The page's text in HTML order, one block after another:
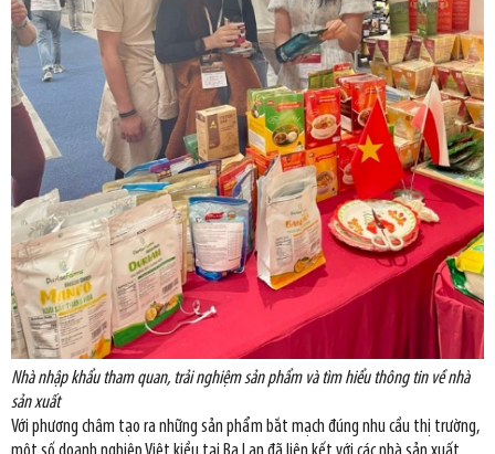
Nhà nhập khẩu tham quan, trải nghiệm sản phẩm và tìm hiểu thông tin về nhà
sản xuất
Với phương châm tạo ra những sản phẩm bắt mạch đúng nhu cầu thị trường,